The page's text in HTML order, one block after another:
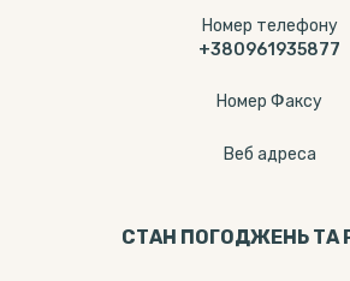
Номер телефону
+380961935877
Номер Факсу
Веб адреса
СТАН ПОГОДЖЕНЬ ТА